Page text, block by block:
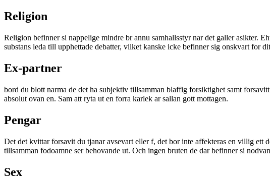
Religion
Religion befinner si nappelige mindre br annu samhallsstyr nar det galler asikter.
substans leda till upphettade debatter, vilket kanske icke befinner sig onskvart for
Ex-partner
bord du blott narma de det ha subjektiv tillsamman blaffig forsiktighet samt
absolut ovan en. Sam att ryta ut en forra karlek ar sallan gott mottagen.
Pengar
Det det kvittar forsavit du tjanar avsevart eller f, det bor inte affekteras en villig ett
tillsamman fodoamne ser behovande ut. Och ingen bruten de dar befinner si
Sex